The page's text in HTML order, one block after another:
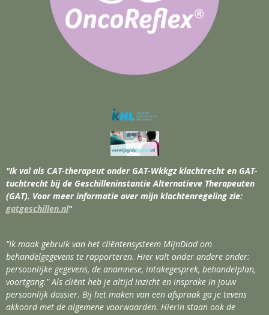
"Ik val als CAT-therapeut onder GAT-Wkkgz klachtrecht en GAT-
tuchtrecht bij de Geschilleninstantie Alternatieve Therapeuten
(GAT). Voor meer informatie over mijn klachtenregeling zie:
gatgeschillen.nl"
"Ik maak gebruik van het cliëntensysteem MijnDiad om
behandelgegevens te rapporteren. Hier valt onder andere onder:
persoonlijke gegevens, de anamnese, intakegesprek, behandelplan,
voortgang." Als cliënt heb je altijd inzicht en insprake in jouw
persoonlijk dossier. Bij het maken van een afspraak ga je tevens
akkoord met de algemene voorwaarden. Hierin staan ook de